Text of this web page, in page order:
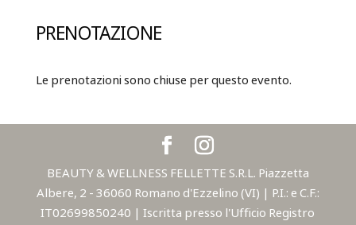
PRENOTAZIONE
Le prenotazioni sono chiuse per questo evento.
BEAUTY & WELLNESS FELLETTE S.R.L. Piazzetta
Albere, 2 - 36060 Romano d'Ezzelino (VI) | P.I.: e C.F.:
IT02699850240 | Iscritta presso l'Ufficio Registro